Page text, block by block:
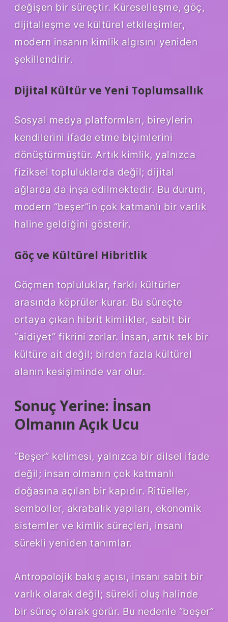
değişen bir süreçtir. Küreselleşme, göç,
dijitalleşme ve kültürel etkileşimler,
modern insanın kimlik algısını yeniden
şekillendirir.
Dijital Kültür ve Yeni Toplumsallık
Sosyal medya platformları, bireylerin
kendilerini ifade etme biçimlerini
dönüştürmüştür. Artık kimlik, yalnızca
fiziksel topluluklarda değil; dijital
ağlarda da inşa edilmektedir. Bu durum,
modern “beşer”in çok katmanlı bir varlık
haline geldiğini gösterir.
Göç ve Kültürel Hibritlik
Göçmen topluluklar, farklı kültürler
arasında köprüler kurar. Bu süreçte
ortaya çıkan hibrit kimlikler, sabit bir
“aidiyet” fikrini zorlar. İnsan, artık tek bir
kültüre ait değil; birden fazla kültürel
alanın kesişiminde var olur.
Sonuç Yerine: İnsan
Olmanın Açık Ucu
“Beşer” kelimesi, yalnızca bir dilsel ifade
değil; insan olmanın çok katmanlı
doğasına açılan bir kapıdır. Ritüeller,
semboller, akrabalık yapıları, ekonomik
sistemler ve kimlik süreçleri, insanı
sürekli yeniden tanımlar.
Antropolojik bakış açısı, insanı sabit bir
varlık olarak değil; sürekli oluş halinde
bir süreç olarak görür. Bu nedenle “beşer”